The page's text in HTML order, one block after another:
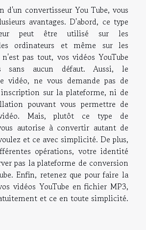
d'un convertisseur You Tube, vous
avantages. D'abord, ce type
peut être utilisé sur les
ordinateurs et même sur les
pas tout, vos vidéos YouTube
sans aucun défaut. Aussi, le
vidéo, ne vous demande pas de
sur la plateforme, ni de
pouvant vous permettre de
Mais, plutôt ce type de
autorise à convertir autant de
et ce avec simplicité. De plus,
opérations, votre identité
pas la plateforme de conversion
Enfin, retenez que pour faire la
vidéos YouTube en fichier MP3,
et ce en toute simplicité.